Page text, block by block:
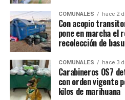
COMUNALES hace 2
Con acopio
pone en marcha el
recolección de
COMUNALES hace 3
Carabineros OS7
con orden vigente
kilos de marihuana